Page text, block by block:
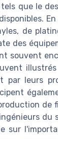
que le
de
des
souvent
par leurs
de
du
sur